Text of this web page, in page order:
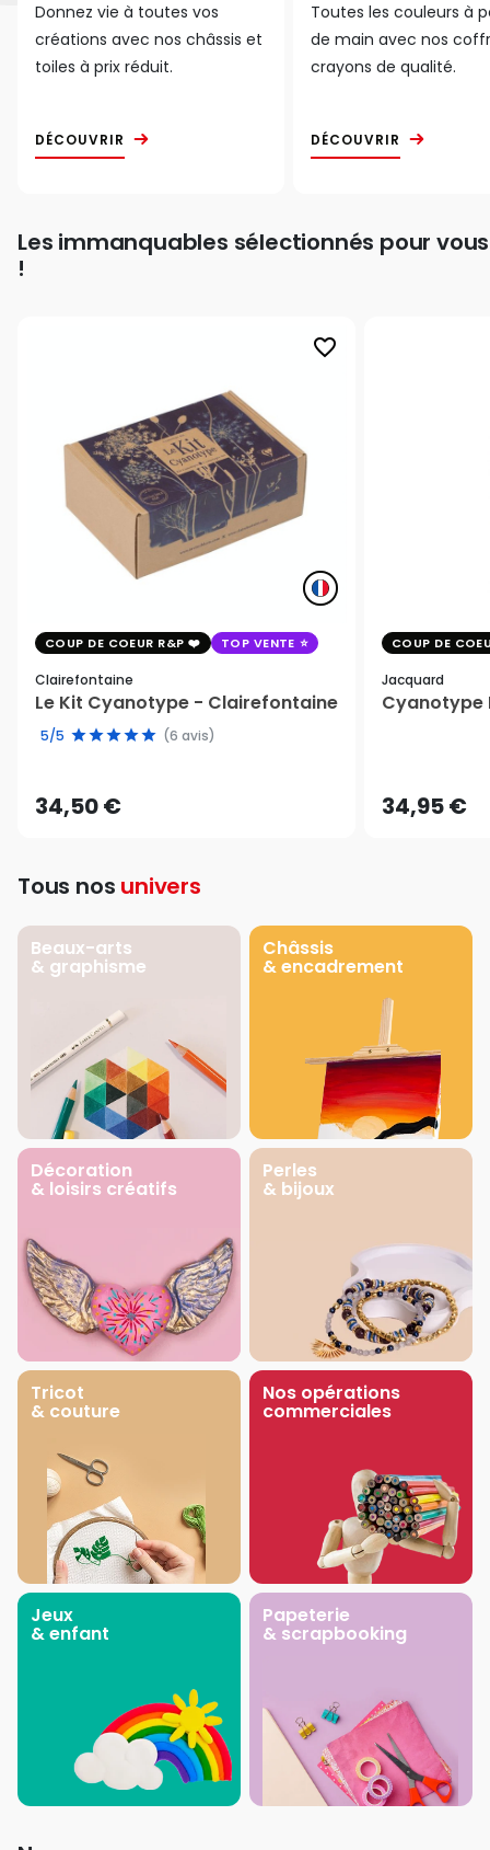
Donnez vie à toutes vos
créations avec nos châssis et
toiles à prix réduit.
DÉCOUVRIR
Toutes les couleurs à
de main avec nos
crayons de qualité.
DÉCOUVRIR
Les immanquables sélectionnés pour vous
!
favorite_border
COUP DE COEUR R&P TOP VENTE
Clairefontaine
Le Kit Cyanotype - Clairefontaine
5/5 (6 avis)
34,50 €
COUP DE
Jacquard
Cyanotype
34,95 €
Tous nos univers
Beaux-arts
& graphisme
Châssis
& encadrement
Décoration
& loisirs créatifs
Perles
& bijoux
Tricot
& couture
Nos opérations
commerciales
Jeux
& enfant
Papeterie
& scrapbooking